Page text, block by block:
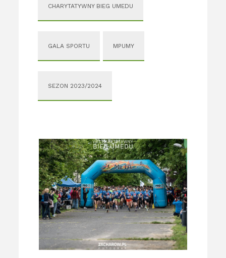
CHARYTATYWNY BIEG UMEDU
GALA SPORTU MPUMY
SEZON 2023/2024